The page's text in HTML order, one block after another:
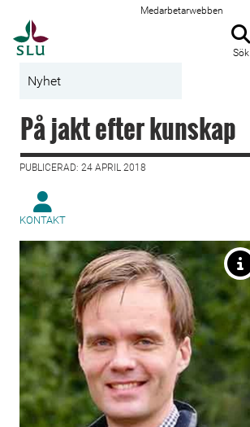
Medarbetarwebben
Sök
Nyhet
På jakt efter kunskap
PUBLICERAD: 24 APRIL 2018
KONTAKT